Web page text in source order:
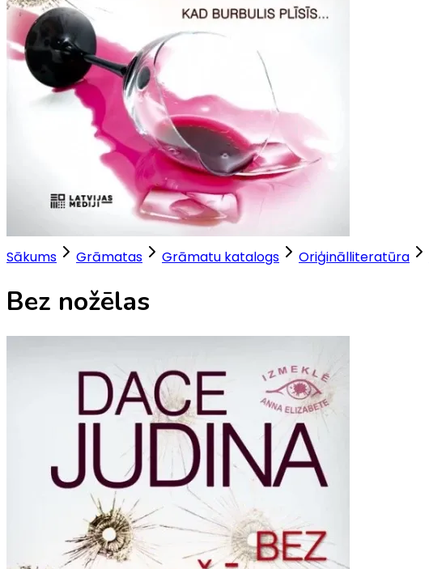
Sākums Grāmatas Grāmatu katalogs Oriģinālliteratūra
Bez nožēlas